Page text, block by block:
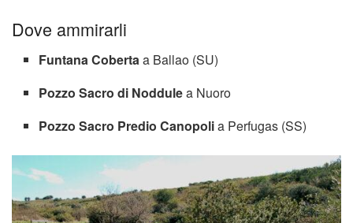
Dove ammirarli
Funtana Cobertaa Ballao (SU)
Pozzo Sacro di Noddulea Nuoro
Pozzo Sacro Predio Canopolia Perfugas (SS)